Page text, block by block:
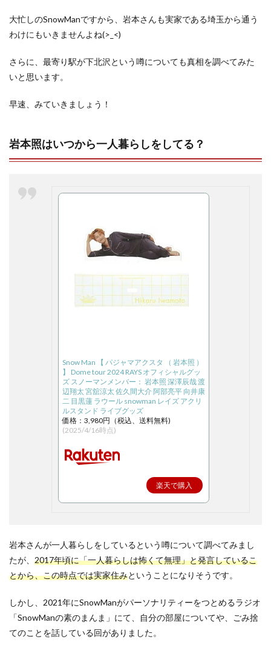
大忙しのSnowManですから、岩本さんも実家である埼玉から通う
わけにもいきませんよね(>_<)
さらに、最寄り駅が下北沢という噂についても真相を調べてみた
いと思います。
早速、みていきましょう！
岩本照はいつから一人暮らしをしてる？
Snow Man 【 パジャマアクスタ （ 岩本照 ）
】 Dome tour 2024 RAYS オフィシャルグッ
ズ スノーマンメンバー： 岩本照 深澤辰哉 渡
辺翔太 宮舘涼太 佐久間大介 阿部亮平 向井康
二 目黒蓮 ラウール snowman レイズ アクリ
ルスタンド ライブグッズ
価格：3,980円（税込、送料無料)
(2025/4/16時点)
楽天で購入
岩本さんが一人暮らしをしているという噂について調べてみまし
たが、 2017年頃に「一人暮らしは怖くて無理」と発言しているこ
とから、この時点では実家住みということになりそうです。
しかし、2021年にSnowManがパーソナリティーをつとめるラジオ
「SnowManの素のまんま」にて、自分の部屋についてや、ごみ捨
てのことを話している回がありました。